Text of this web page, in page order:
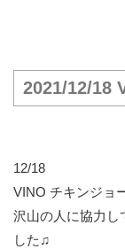
2021/12/18
12/18
VINO チキンジョ
沢山の人に協力し
した♫